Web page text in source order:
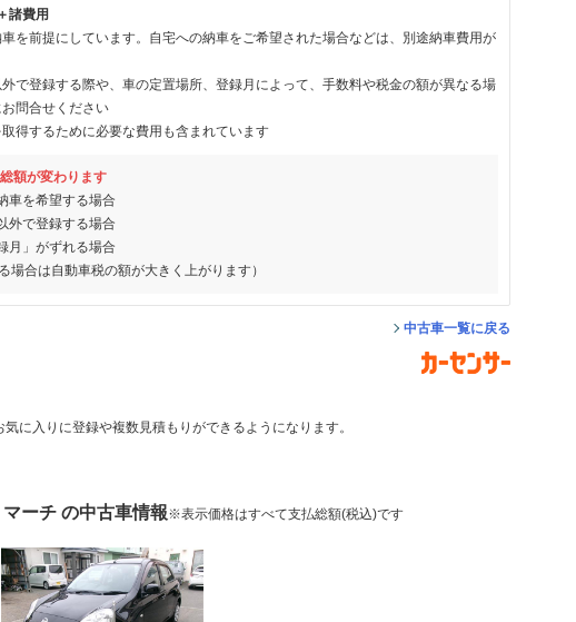
諸費用
を前提にしています。自宅への納車をご希望された場合などは、別途納車費用が
で登録する際や、車の定置場所、登録月によって、手数料や税金の額が異なる場
問合せください
得するために必要な費用も含まれています
額が変わります
車を希望する場合
外で登録する場合
月」がずれる場合
場合は自動車税の額が大きく上がります）
中古車一覧に戻る
気に入りに登録や複数見積もりができるようになります。
ーチ の中古車情報※表示価格はすべて支払総額(税込)です